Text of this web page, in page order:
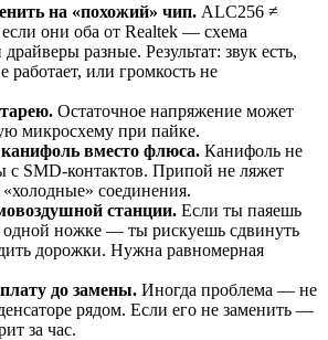
на «похожий» чип. ALC256 ≠
они оба от Realtek — схема
разные. Результат: звук есть,
или громкость не
Остаточное напряжение может
микросхему при пайке.
вместо флюса. Канифоль не
с SMD-контактов. Припой не ляжет
соединения.
станции. Если ты паяешь
одной ножке — ты рискуешь сдвинуть
дорожки. Нужна равномерная
до замены. Иногда проблема — не
рядом. Если его не заменить —
за час.